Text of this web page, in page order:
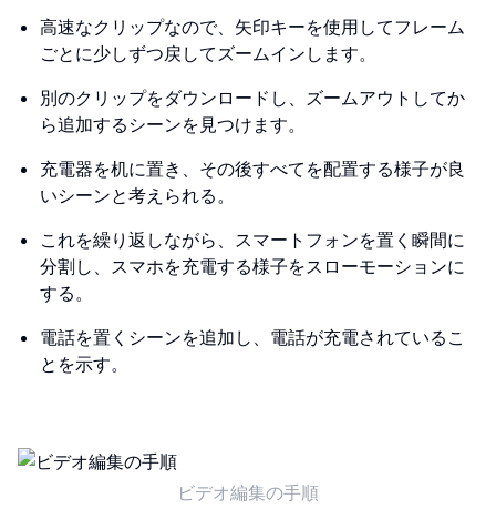
高速なクリップなので、矢印キーを使用してフレーム
ごとに少しずつ戻してズームインします。
別のクリップをダウンロードし、ズームアウトしてか
ら追加するシーンを見つけます。
充電器を机に置き、その後すべてを配置する様子が良
いシーンと考えられる。
これを繰り返しながら、スマートフォンを置く瞬間に
分割し、スマホを充電する様子をスローモーションに
する。
電話を置くシーンを追加し、電話が充電されているこ
とを示す。
ビデオ編集の手順